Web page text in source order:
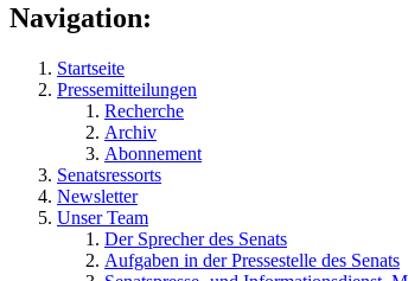
Navigation:
Startseite
Pressemitteilungen
Recherche
Archiv
Abonnement
Senatsressorts
Newsletter
Unser Team
Der Sprecher des Senats
Aufgaben in der Pressestelle des Senats